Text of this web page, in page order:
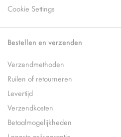
Cookie Settings
Bestellen en verzenden
Verzendmethoden
Ruilen of retourneren
Levertijd
Verzendkosten
Betaalmogelijkheden